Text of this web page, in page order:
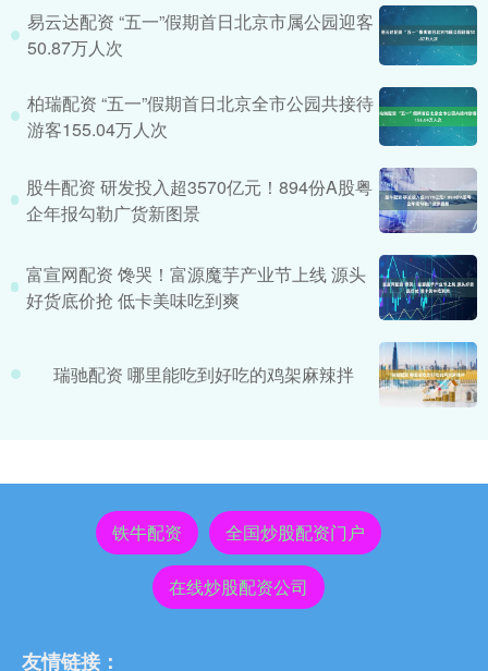
易云达配资 “五一”假期首日北京市属公园迎客
50.87万人次
柏瑞配资 “五一”假期首日北京全市公园共接待
游客155.04万人次
股牛配资 研发投入超3570亿元！894份A股粤
企年报勾勒广货新图景
富宣网配资 馋哭！富源魔芋产业节上线 源头
好货底价抢 低卡美味吃到爽
瑞驰配资 哪里能吃到好吃的鸡架麻辣拌
铁牛配资 全国炒股配资门户
在线炒股配资公司
友情链接：